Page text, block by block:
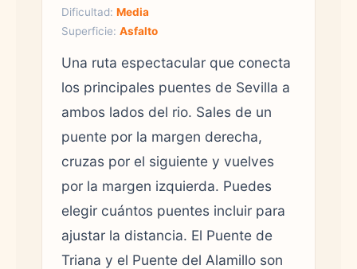
Dificultad: Media
Superficie: Asfalto
Una ruta espectacular que conecta
los principales puentes de Sevilla a
ambos lados del rio. Sales de un
puente por la margen derecha,
cruzas por el siguiente y vuelves
por la margen izquierda. Puedes
elegir cuántos puentes incluir para
ajustar la distancia. El Puente de
Triana y el Puente del Alamillo son